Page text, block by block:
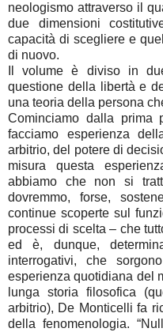
neologismo attraverso il
due dimensioni
capacità di scegliere e
di nuovo.
Il volume è diviso in
questione della libertà e
una teoria della persona
Cominciamo dalla prima
facciamo esperienza
arbitrio, del potere di
misura questa
abbiamo che non si
dovremmo, forse,
continue scoperte sul
processi di scelta – che
ed è, dunque,
interrogativi, che
esperienza quotidiana del
lunga storia filosofica
arbitrio), De Monticelli fa
della fenomenologia.